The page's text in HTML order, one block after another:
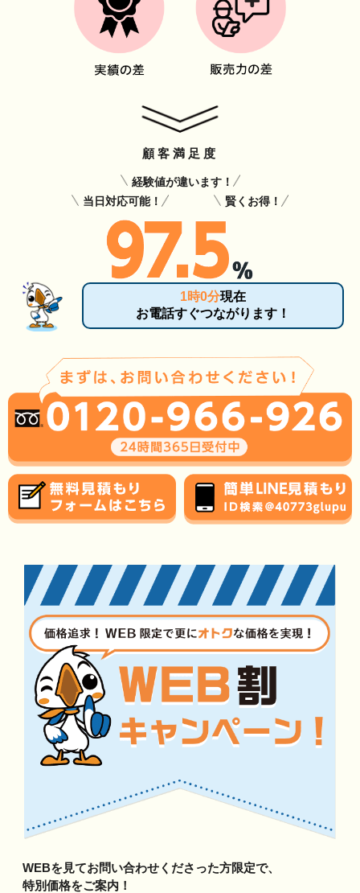
顧客満足度
経験値が違います！
当日対応可能！ 賢くお得！
1時0分現在
お電話すぐつながります！
WEBを見てお問い合わせくださった方限定で、
特別価格をご案内！